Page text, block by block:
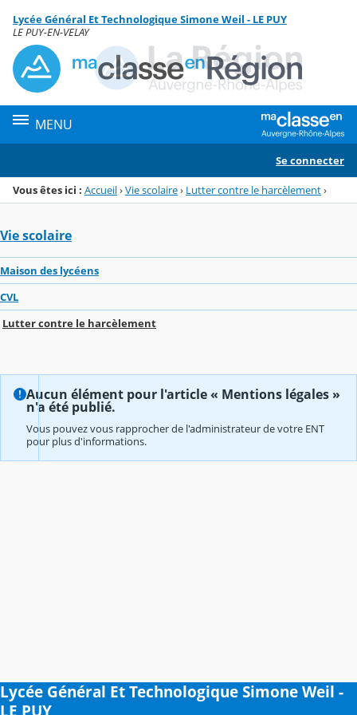
Menu de la rubrique
Contenu
Lycée Général Et Technologique Simone Weil - LE PUY
LE PUY-EN-VELAY
MENU
Se connecter
Vous êtes ici : Accueil›Vie scolaire› Lutter contre le harcèlement›
Vie scolaire
Maison des lycéens
CVL
Lutter contre le harcèlement
Aucun élément pour l'article « Mentions légales »
n'a été publié.
Vous pouvez vous rapprocher de l'administrateur de votre ENT
pour plus d'informations.
Lycée Général Et Technologique Simone Weil -
LE PUY